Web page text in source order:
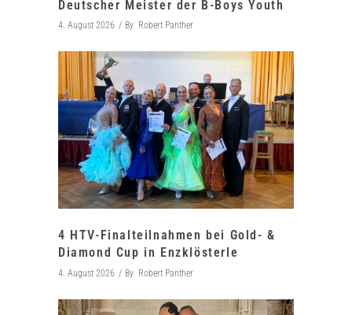
Deutscher Meister der B-Boys Youth
4. August 2026 By Robert Panther
4 HTV-Finalteilnahmen bei Gold- &
Diamond Cup in Enzklösterle
4. August 2026 By Robert Panther